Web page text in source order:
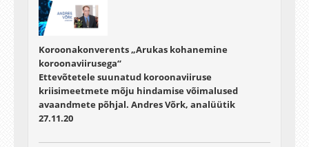
Koroonakonverents „Arukas kohanemine
koroonaviirusega“
Ettevõtetele suunatud koroonaviiruse
kriisimeetmete mõju hindamise võimalused
avaandmete põhjal. Andres Võrk, analüütik
27.11.20